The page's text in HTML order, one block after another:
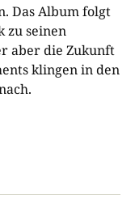
Das Album folgt
zu seinen
aber die Zukunft
klingen in den